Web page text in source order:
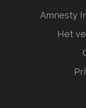
Amnesty
Het